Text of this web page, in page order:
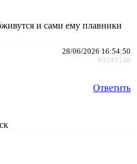
и сами ему плавники
28/06/2026 16:54:50
#3245148
Ответить